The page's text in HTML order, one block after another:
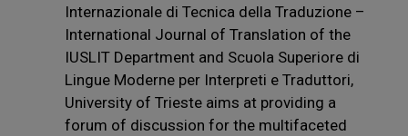
Internazionale di Tecnica della Traduzione –
International Journal of Translation of the
IUSLIT Department and Scuola Superiore di
Lingue Moderne per Interpreti e Traduttori,
University of Trieste aims at providing a
forum of discussion for the multifaceted